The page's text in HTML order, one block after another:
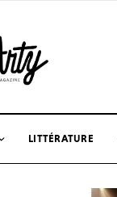
LITTÉRATURE